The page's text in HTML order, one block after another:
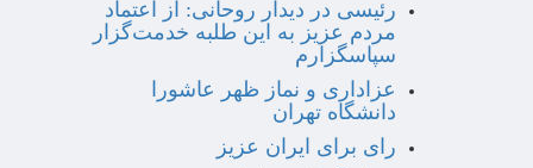
رئیسی در دیدار روحانی: از اعتماد
مردم عزیز به این طلبه خدمت‌گزار
سپاسگزارم
عزاداری و نماز ظهر عاشورا
دانشگاه تهران
رای برای ایران عزیز